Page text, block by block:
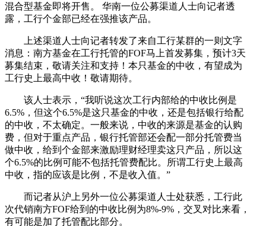
混合型基金即将开售。 华南一位公募渠道人士向记者透
露，工行个金部已经在强推该产品。
上述渠道人士向记者转发了来自工行某群的一则文字
消息：南方基金在工行托管的FOF马上首发募集，预计3天
募集结束，敬请关注和支持！本只基金的中收，有望成为
工行史上最高中收！敬请期待。
该人士表示，“我听说这次工行内部给的中收比例是
6.5%，但这个6.5%是这只基金的中收，还是包括银行给配
的中收，不太确定。一般来说，中收的来源是基金的认购
费，但对于重点产品，银行托管部还会配一部分托管费当
做中收，给到个金部来激励理财经理卖这只产品，所以这
个6.5%的比例可能不包括托管费配比。所谓工行史上最高
中收，指的应该是比例，不是收入值。”
而记者从沪上另外一位公募渠道人士处获悉，工行此
次代销南方FOF给到的中收比例为8%-9%，交叉对比来看，
有可能是加了托管配比部分。